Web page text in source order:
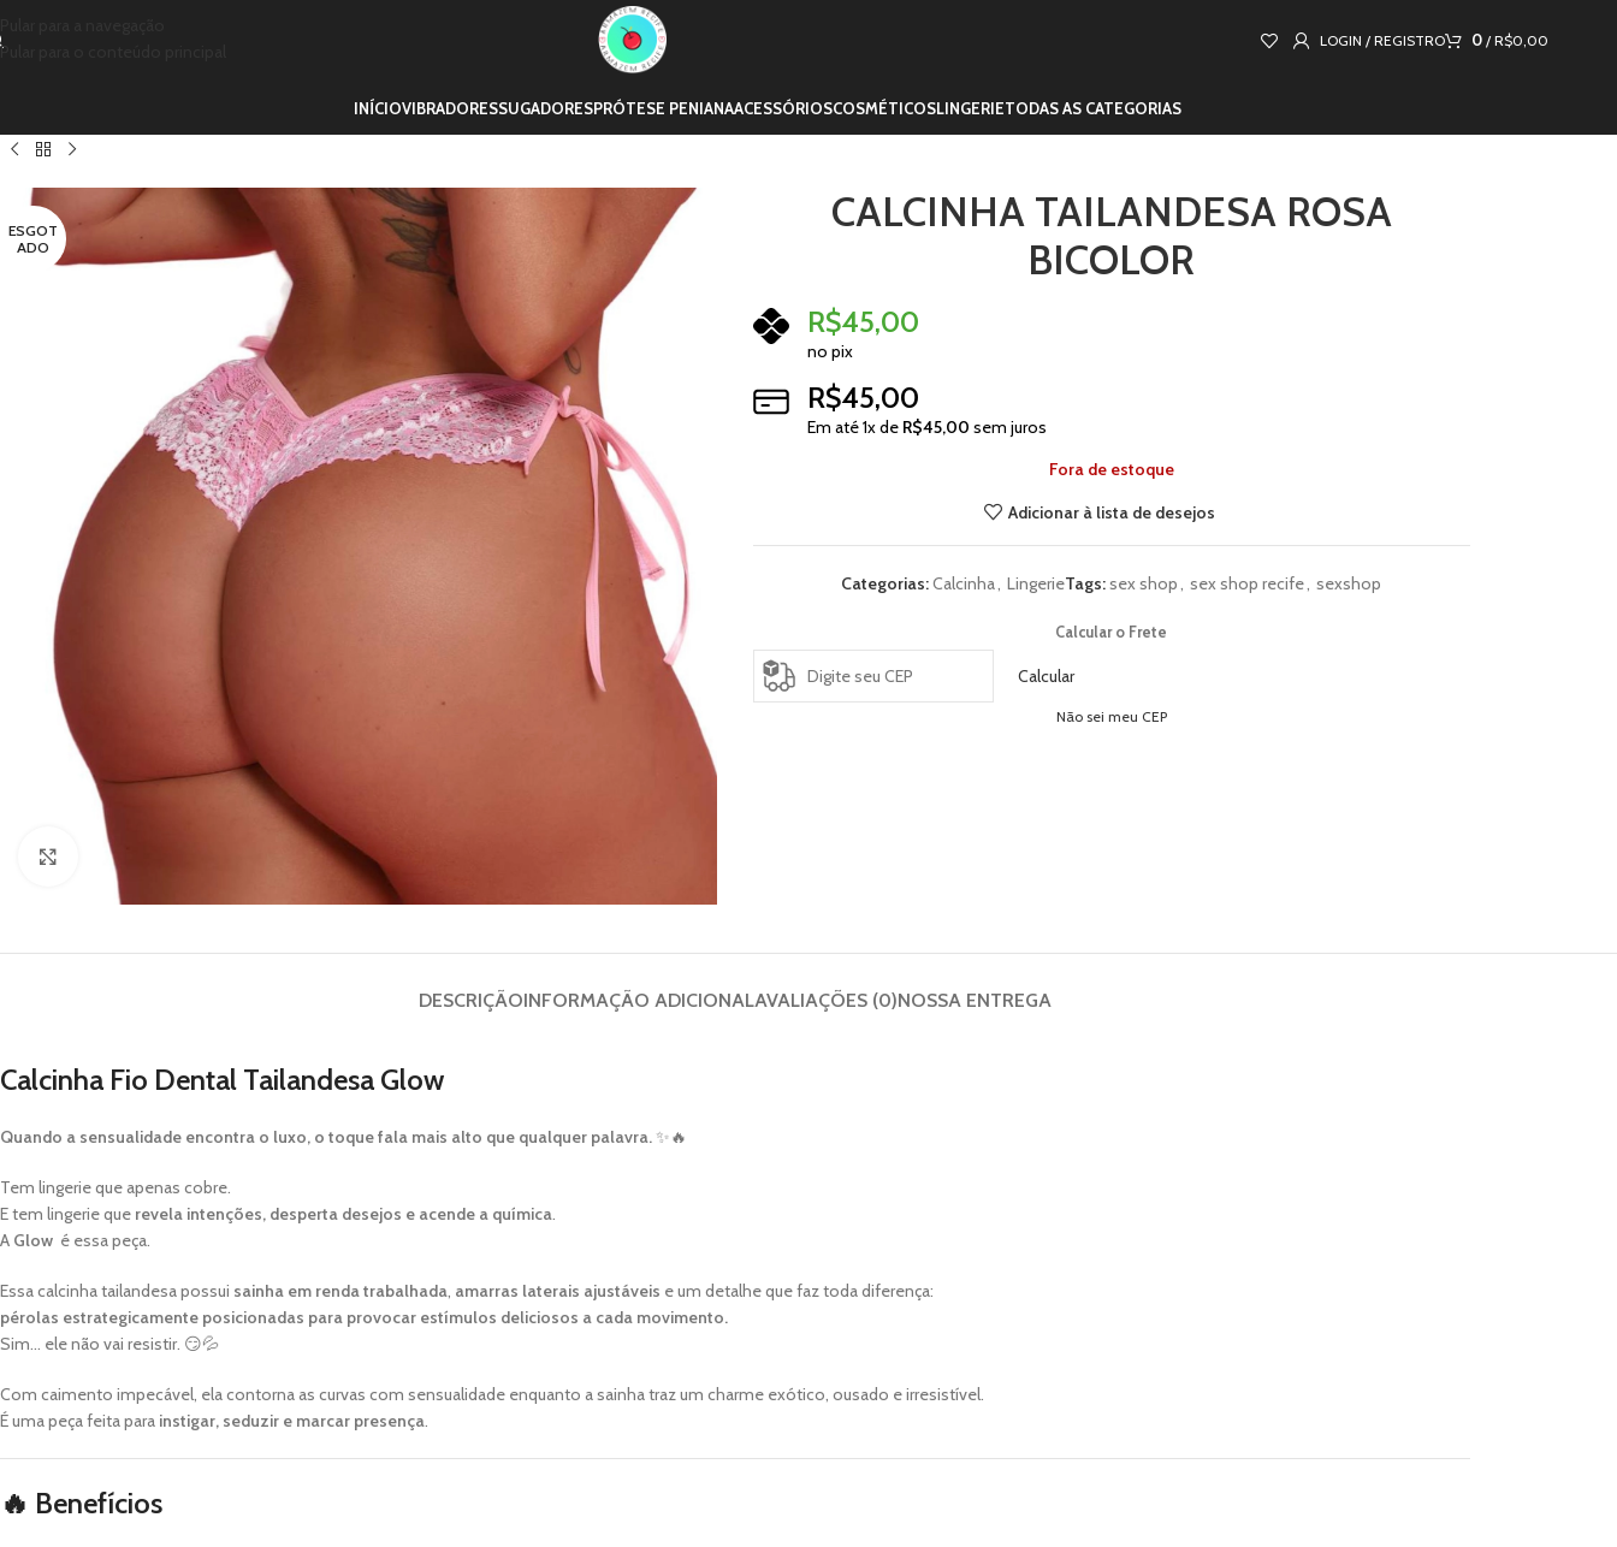
Pular para o conteúdo principal
LOGIN / REGISTRO 0 / R$0,00
INÍCIOVIBRADORESSUGADORESPRÓTESE PENIANAACESSÓRIOSCOSMÉTICOSLINGERIETODAS AS CATEGORIAS
ESGOT
ADO
Clique para ampliar
CALCINHA TAILANDESA ROSA
BICOLOR
R$45,00
no pix
R$45,00
Em até1x de R$45,00 sem juros
Fora de estoque
Adicionar à lista de desejos
Categorias:Calcinha, LingerieTags:sex shop, sex shop recife, sexshop
Calcular o Frete
Calcular
Não sei meu CEP
DESCRIÇÃOINFORMAÇÃO ADICIONALAVALIAÇÕES (0)NOSSA ENTREGA
Calcinha Fio Dental Tailandesa Glow
Quando a sensualidade encontra o luxo, o toque fala mais alto que qualquer palavra.✨🔥
Tem lingerie que apenas cobre.
E tem lingerie que revela intenções, desperta desejos e acende a química.
A Glow é essa peça.
Essa calcinha tailandesa possui sainha em renda trabalhada, amarras laterais ajustáveis e um detalhe que faz toda diferença:
pérolas estrategicamente posicionadas para provocar estímulos deliciosos a cada movimento.
Sim… ele não vai resistir. 😏💦
Com caimento impecável, ela contorna as curvas com sensualidade enquanto a sainha traz um charme exótico, ousado e irresistível.
É uma peça feita para instigar, seduzir e marcar presença.
🔥 Benefícios